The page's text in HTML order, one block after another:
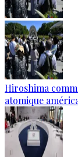
Hiroshima
atomique